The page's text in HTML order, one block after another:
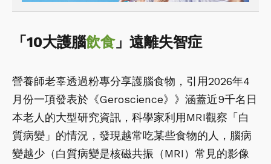
「10大護腦飲食」遠離失智症
營養師老辜透過粉專分享護腦食物，引用2026年4
月份一項發表於《Geroscience》》涵蓋近9千名日
本老人的大型研究資訊，科學家利用MRI觀察「白
質病變」的情況，發現越常吃某些食物的人，腦病
變越少（白質病變是核磁共振（MRI）常見的影像